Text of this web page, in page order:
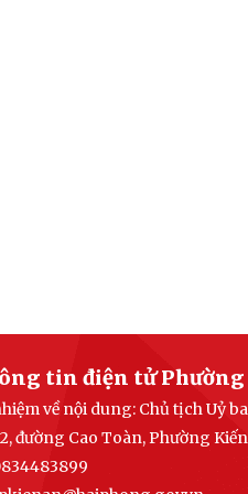
tin điện tử
về nội dung: Chủ tịch Uỷ
đường Cao Toàn, Phường